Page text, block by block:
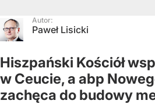
Autor:
Paweł Lisicki
Hiszpański Kościół
w Ceucie, a abp
zachęca do budowy